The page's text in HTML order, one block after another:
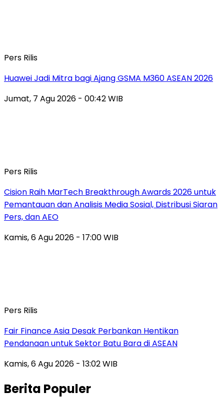
Pers Rilis
Huawei Jadi Mitra bagi Ajang GSMA M360 ASEAN 2026
Jumat, 7 Agu 2026 - 00:42 WIB
Pers Rilis
Cision Raih MarTech Breakthrough Awards 2026 untuk
Pemantauan dan Analisis Media Sosial, Distribusi Siaran
Pers, dan AEO
Kamis, 6 Agu 2026 - 17:00 WIB
Pers Rilis
Fair Finance Asia Desak Perbankan Hentikan
Pendanaan untuk Sektor Batu Bara di ASEAN
Kamis, 6 Agu 2026 - 13:02 WIB
Berita Populer